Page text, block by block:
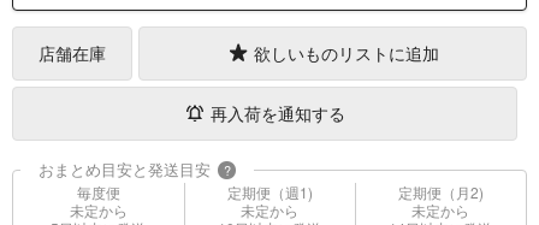
店舗在庫 欲しいものリストに追加
再入荷を通知する
おまとめ目安と発送目安 ?
毎度便
未定から
定期便（週1)
未定から
定期便（月2)
未定から